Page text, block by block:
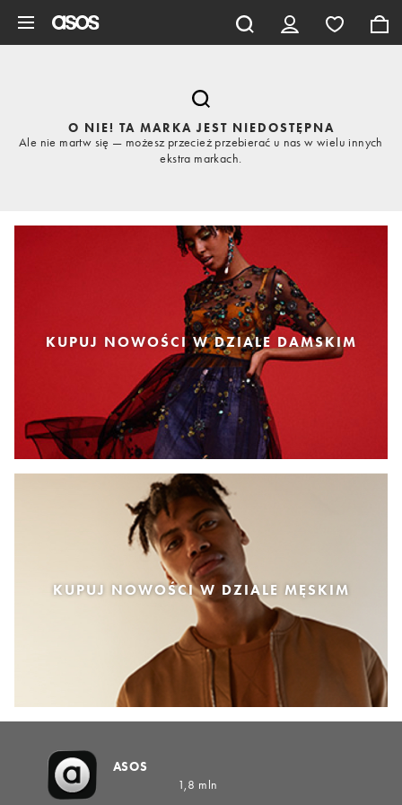
O NIE! TA MARKA JEST NIEDOSTĘPNA
Ale nie martw się — możesz przecież przebierać u nas w wielu innych
ekstra markach.
KUPUJ NOWOŚCI W DZIALE DAMSKIM
KUPUJ NOWOŚCI W DZIALE MĘSKIM
ASOS
1,8 mln